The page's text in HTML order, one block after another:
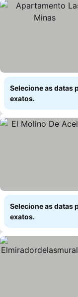
Selecione as datas
exatos.
Selecione as datas
exatos.